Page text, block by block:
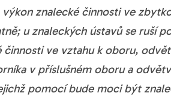
znalecké činnosti ve
u znaleckých ústavů se ruší
ve vztahu k oboru,
v příslušném oboru a
pomocí bude moci být